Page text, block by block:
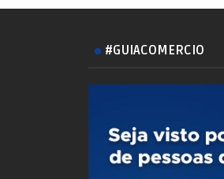
#GUIACOMERCIO